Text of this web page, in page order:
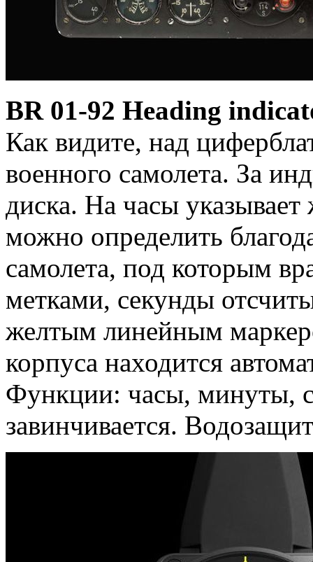
BR 01-92 Heading
Как видите, над
военного самолета. За
диска. На часы
можно определить
самолета, под которым
метками, секунды
желтым линейным
корпуса находится
Функции: часы, минуты,
завинчивается.